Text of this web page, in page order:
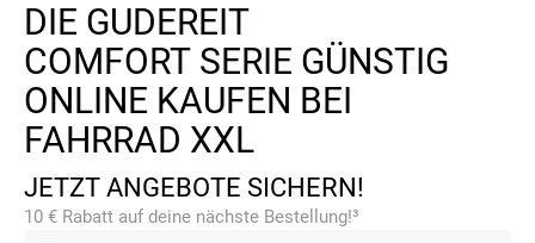
DIE GUDEREIT
COMFORT SERIE GÜNSTIG
ONLINE KAUFEN BEI
FAHRRAD XXL
JETZT ANGEBOTE SICHERN!
10 € Rabatt auf deine nächste Bestellung!³